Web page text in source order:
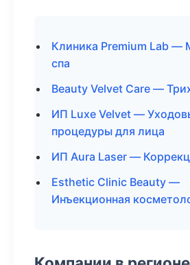
Клиника Premium Lab —
спа
Beauty Velvet Care —
ИП Luxe Velvet —
процедуры для лица
ИП Aura Laser —
Esthetic Clinic Beauty —
Инъекционная